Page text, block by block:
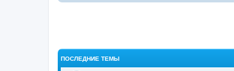
ПОСЛЕДНИЕ ТЕМЫ